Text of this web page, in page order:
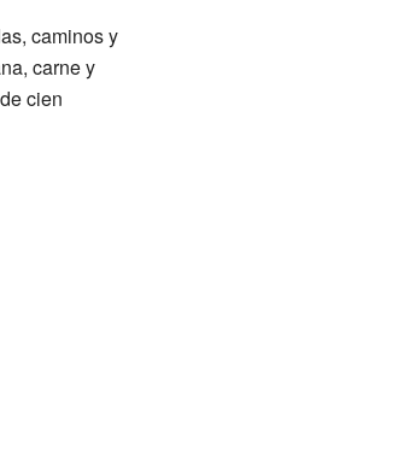
caminos y
carne y
cien